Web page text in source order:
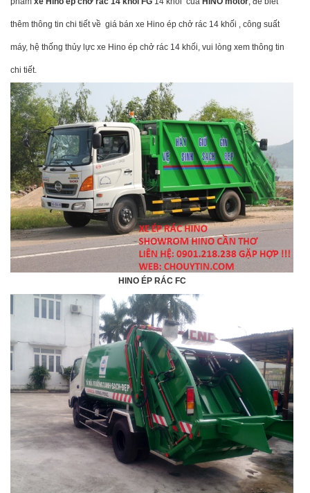
thêm thông tin chi tiết về giá bán xe Hino ép chở rác 14 khối , công suất
máy, hệ thống thủy lực xe Hino ép chở rác 14 khối, vui lòng xem thông tin
chi tiết.
HINO ÉP RÁC FC